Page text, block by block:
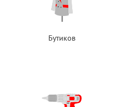
Бутиков